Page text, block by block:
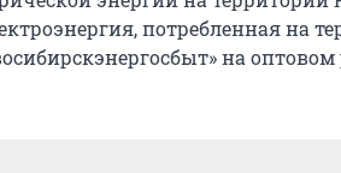
потребленная на
на